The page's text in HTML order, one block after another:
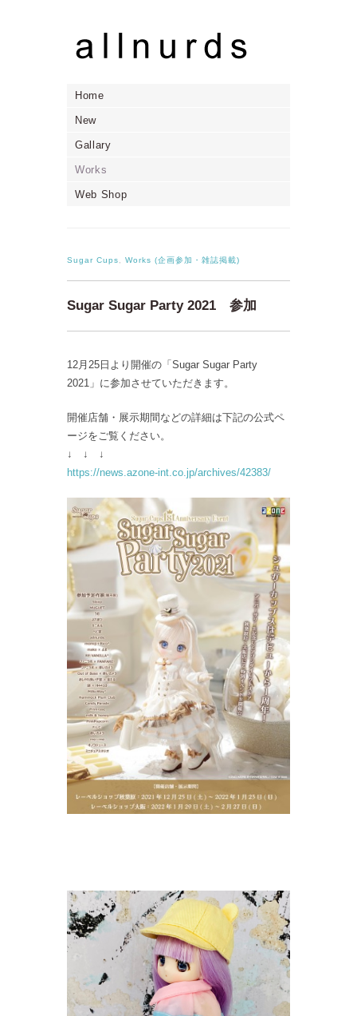
Home
New
Gallary
Works
Web Shop
Sugar Cups Works (企画参加・雑誌掲載)
Sugar Sugar Party 2021 参加
12月25日より開催の「Sugar Sugar Party
2021」に参加させていただきます。
開催店舗・展示期間などの詳細は下記の公式ペ
ージをご覧ください。
↓ ↓ ↓
https://news.azone-int.co.jp/archives/42383/